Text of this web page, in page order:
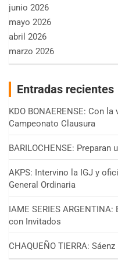
junio 2026
mayo 2026
abril 2026
marzo 2026
Entradas recientes
KDO BONAERENSE: Con
Campeonato Clausura
BARILOCHENSE:
AKPS: Intervino la IGJ y
General Ordinaria
IAME SERIES
con Invitados
CHAQUEÑO TIERRA: